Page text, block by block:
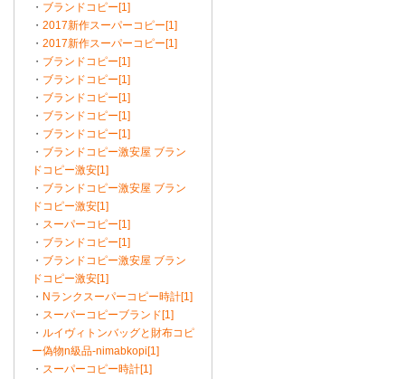
・ ブランドコピー[1]
・ 2017新作スーパーコピー[1]
・ 2017新作スーパーコピー[1]
・ ブランドコピー[1]
・ ブランドコピー[1]
・ ブランドコピー[1]
・ ブランドコピー[1]
・ ブランドコピー[1]
・ ブランドコピー激安屋 ブラン
ドコピー激安[1]
・ ブランドコピー激安屋 ブラン
ドコピー激安[1]
・ スーパーコピー[1]
・ ブランドコピー[1]
・ ブランドコピー激安屋 ブラン
ドコピー激安[1]
・ Nランクスーパーコピー時計[1]
・ スーパーコピーブランド[1]
・ ルイヴィトンバッグと財布コピ
ー偽物n級品-nimabkopi[1]
・ スーパーコピー時計[1]